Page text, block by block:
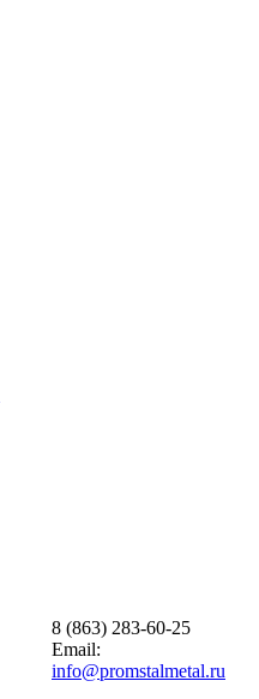
8 (863) 283-60-25
Email:
info@promstalmetal.ru